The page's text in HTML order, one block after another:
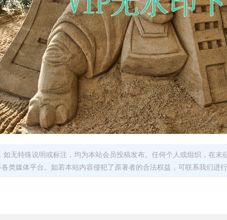
如无特殊说明或标注，均为本站会员投稿发布。任何个人或组织，在
类媒体平台。如若本站内容侵犯了原著者的合法权益，可联系我们进行